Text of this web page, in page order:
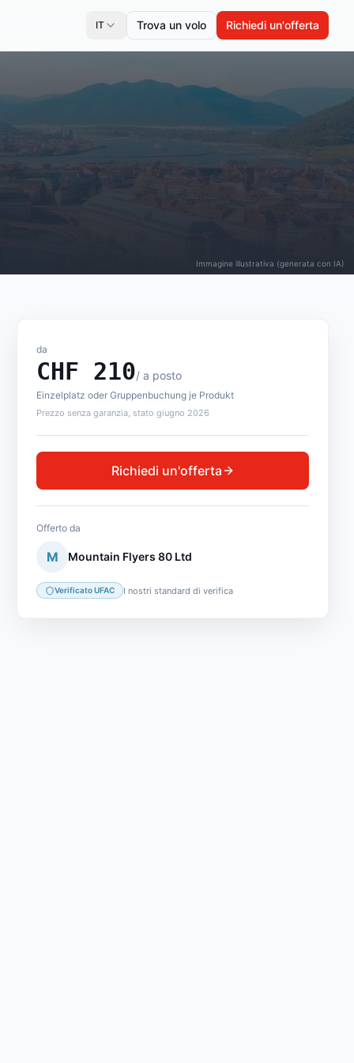
IT Trova un volo Richiedi un'offerta
Immagine illustrativa (generata con IA)
da
CHF 210/a posto
Einzelplatz oder Gruppenbuchung je Produkt
Prezzo senza garanzia, stato giugno 2026
Richiedi un'offerta
Offerto da
M Mountain Flyers 80 Ltd
Verificato UFAC I nostri standard di verifica